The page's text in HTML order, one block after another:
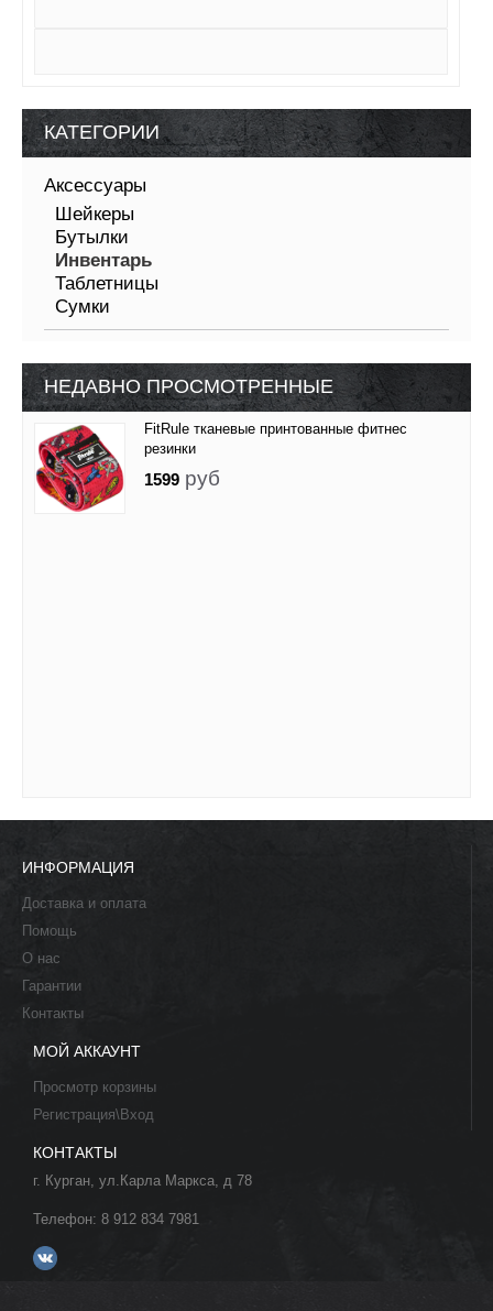
КАТЕГОРИИ
Аксессуары
Шейкеры
Бутылки
Инвентарь
Таблетницы
Сумки
НЕДАВНО ПРОСМОТРЕННЫЕ
FitRule тканевые принтованные фитнес
резинки
1599 руб
ИНФОРМАЦИЯ
Доставка и оплата
Помощь
О нас
Гарантии
Контакты
МОЙ АККАУНТ
Просмотр корзины
Регистрация\Вход
КОНТАКТЫ
г. Курган, ул.Карла Маркса, д 78
Телефон: 8 912 834 7981